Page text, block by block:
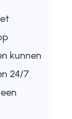
kunnen
24/7